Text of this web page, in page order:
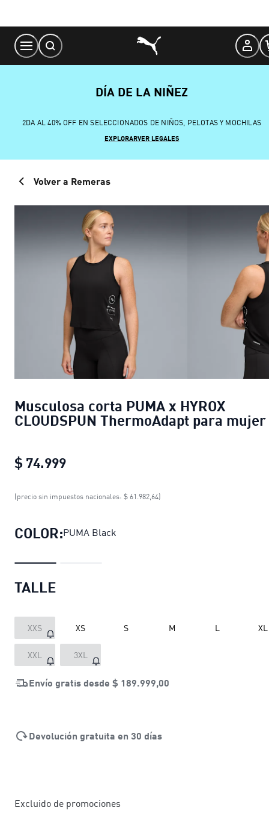
Content
DÍA DE LA NIÑEZ
2DA AL 40% OFF EN SELECCIONADOS DE NIÑOS, PELOTAS Y MOCHILAS
EXPLORARVER LEGALES
Volver a Remeras
Musculosa corta PUMA x HYROX
CLOUDSPUN ThermoAdapt para mujer
$ 74.999
Musculosa corta PUMA x HYROX
(precio sin impuestos nacionales: $ 61.982,64)
COLOR:PUMA Black
TALLE
XXS XS S M L XL
XXL 3XL
Envío gratis desde $ 189.999,00
Devolución gratuita en 30 días
Excluido de promociones